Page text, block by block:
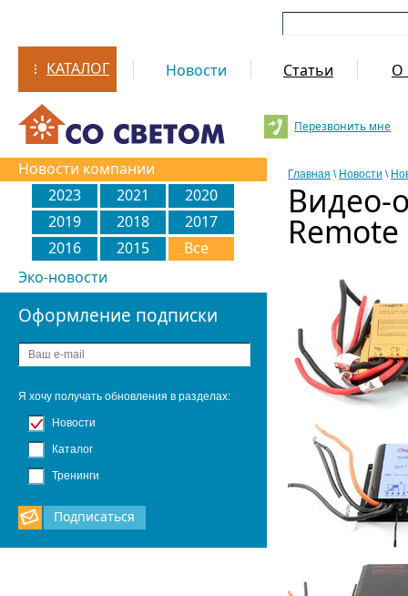
КАТАЛОГ Новости Статьи О
Перезвонить мне
Новости компании
2023
2021
2020
2019
2018
2017
2016
2015
Все
Эко-новости
Оформление подписки
Я хочу получать обновления в разделах:
Новости
Каталог
Тренинги
Подписаться
Главная \ Новости \
Видео-